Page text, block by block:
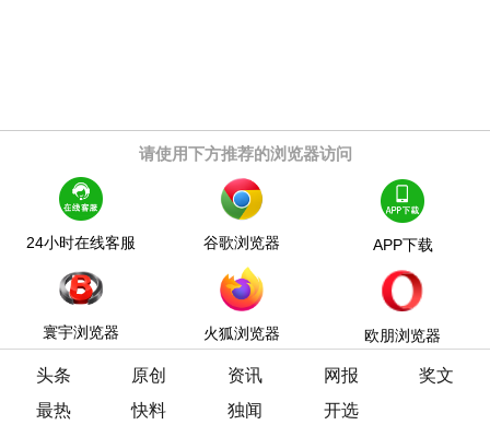
请使用下方推荐的浏览器访问
24小时在线客服 谷歌浏览器 APP下载
寰宇浏览器 火狐浏览器 欧朋浏览器
头条 原创 资讯 网报
奖文
最热
快料 独闻 开选